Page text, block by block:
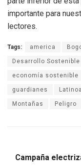
importante para
lectores.
Tags: america
Desarrollo Sostenible
economía sostenible
guardianes
Montañas Peligro
Campaña